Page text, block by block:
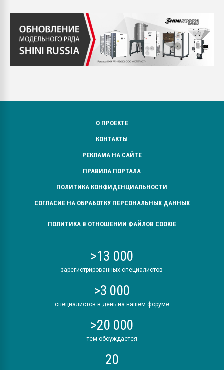
О ПРОЕКТЕ
КОНТАКТЫ
РЕКЛАМА НА САЙТЕ
ПРАВИЛА ПОРТАЛА
ПОЛИТИКА КОНФИДЕНЦИАЛЬНОСТИ
СОГЛАСИЕ НА ОБРАБОТКУ ПЕРСОНАЛЬНЫХ ДАННЫХ
ПОЛИТИКА В ОТНОШЕНИИ ФАЙЛОВ COOKIE
>13 000
зарегистрированных специалистов
>3 000
специалистов в день на нашем форуме
>20 000
тем обсуждается
20